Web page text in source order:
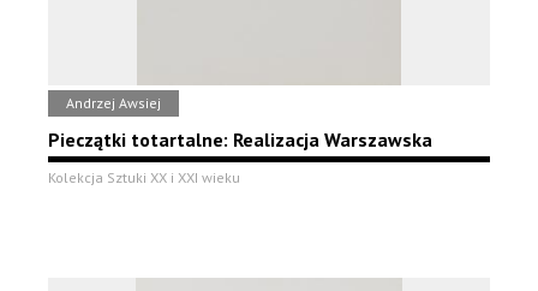
Andrzej Awsiej
Pieczątki totartalne: Realizacja Warszawska
Kolekcja Sztuki XX i XXI wieku